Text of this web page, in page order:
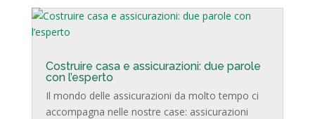
Costruire casa e assicurazioni: due parole
con l’esperto
Il mondo delle assicurazioni da molto tempo ci
accompagna nelle nostre case: assicurazioni